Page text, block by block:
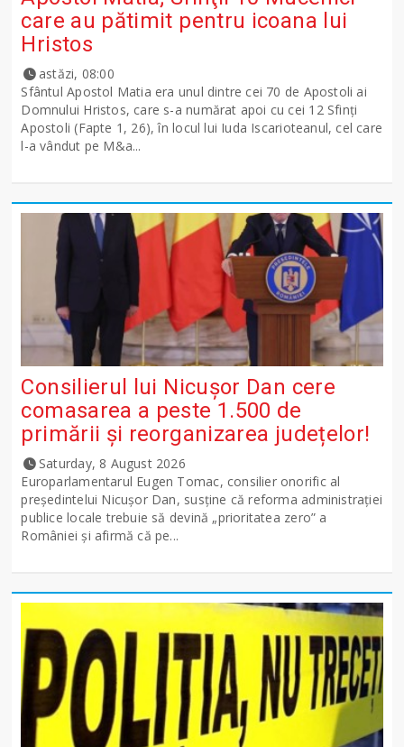
care au pătimit pentru icoana lui
Hristos
astăzi, 08:00
Sfântul Apostol Matia era unul dintre cei 70 de Apostoli ai
Domnului Hristos, care s-a numărat apoi cu cei 12 Sfinţi
Apostoli (Fapte 1, 26), în locul lui Iuda Iscarioteanul, cel care
l-a vândut pe M&a...
Consilierul lui Nicușor Dan cere
comasarea a peste 1.500 de
primării și reorganizarea județelor!
Saturday, 8 August 2026
Europarlamentarul Eugen Tomac, consilier onorific al
președintelui Nicușor Dan, susține că reforma administrației
publice locale trebuie să devină „prioritatea zero” a
României și afirmă că pe...